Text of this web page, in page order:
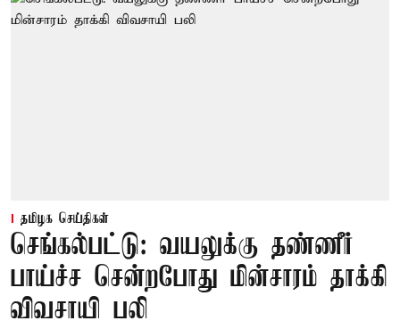
தமிழக செய்திகள்
செங்கல்பட்டு: வயலுக்கு தண்ணீர்
பாய்ச்ச சென்றபோது மின்சாரம் தாக்கி
விவசாயி பலி